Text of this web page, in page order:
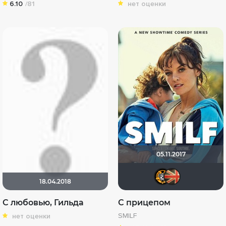
6.10 /81 нет оценки
18.04.2018
С любовью, Гильда
нет оценки
05.11.2017
С прицепом
SMILF